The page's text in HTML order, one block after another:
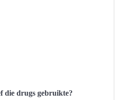
die drugs gebruikte?